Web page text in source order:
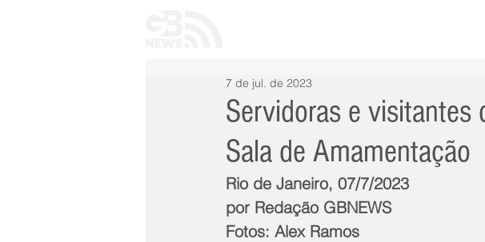
Servidoras e visitantes
Sala de Amamentação
7 de jul. de 2023
Rio de Janeiro, 07/7/2023
por Redação GBNEWS
Fotos: Alex Ramos